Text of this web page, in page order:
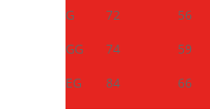
G
72
56
GG
74
59
EG
84 66